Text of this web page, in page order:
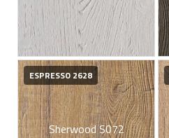
Sherwood S072
ESPRESSO 2628